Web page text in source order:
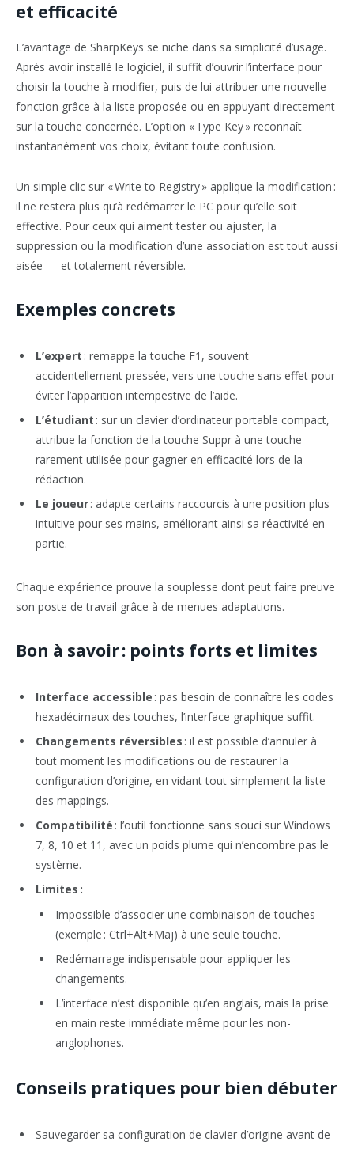
et efficacité
L’avantage de SharpKeys se niche dans sa simplicité d’usage.
Après avoir installé le logiciel, il suffit d’ouvrir l’interface pour
choisir la touche à modifier, puis de lui attribuer une nouvelle
fonction grâce à la liste proposée ou en appuyant directement
sur la touche concernée. L’option « Type Key » reconnaît
instantanément vos choix, évitant toute confusion.
Un simple clic sur « Write to Registry » applique la modification :
il ne restera plus qu’à redémarrer le PC pour qu’elle soit
effective. Pour ceux qui aiment tester ou ajuster, la
suppression ou la modification d’une association est tout aussi
aisée — et totalement réversible.
Exemples concrets
L’expert : remappe la touche F1, souvent
accidentellement pressée, vers une touche sans effet pour
éviter l’apparition intempestive de l’aide.
L’étudiant : sur un clavier d’ordinateur portable compact,
attribue la fonction de la touche Suppr à une touche
rarement utilisée pour gagner en efficacité lors de la
rédaction.
Le joueur: adapte certains raccourcis à une position plus
intuitive pour ses mains, améliorant ainsi sa réactivité en
partie.
Chaque expérience prouve la souplesse dont peut faire preuve
son poste de travail grâce à de menues adaptations.
Bon à savoir : points forts et limites
Interface accessible : pas besoin de connaître les codes
hexadécimaux des touches, l’interface graphique suffit.
Changements réversibles : il est possible d’annuler à
tout moment les modifications ou de restaurer la
configuration d’origine, en vidant tout simplement la liste
des mappings.
Compatibilité : l’outil fonctionne sans souci sur Windows
7, 8, 10 et 11, avec un poids plume qui n’encombre pas le
système.
Limites :
Impossible d’associer une combinaison de touches
(exemple : Ctrl+Alt+Maj) à une seule touche.
Redémarrage indispensable pour appliquer les
changements.
L’interface n’est disponible qu’en anglais, mais la prise
en main reste immédiate même pour les non-
anglophones.
Conseils pratiques pour bien débuter
Sauvegarder sa configuration de clavier d’origine avant de